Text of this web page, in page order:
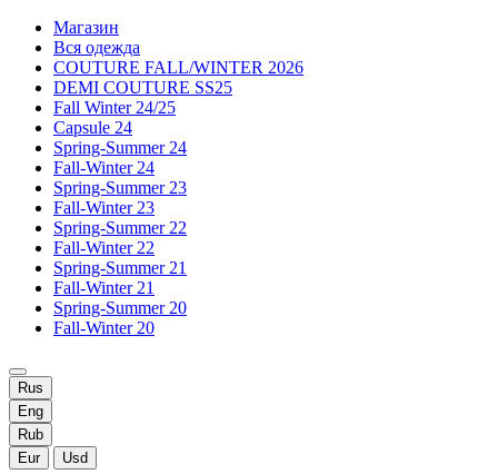
Магазин
Вся одежда
COUTURE FALL/WINTER 2026
DEMI COUTURE SS25
Fall Winter 24/25
Capsule 24
Spring-Summer 24
Fall-Winter 24
Spring-Summer 23
Fall-Winter 23
Spring-Summer 22
Fall-Winter 22
Spring-Summer 21
Fall-Winter 21
Spring-Summer 20
Fall-Winter 20
Rus
Eng
Rub
Eur
Usd